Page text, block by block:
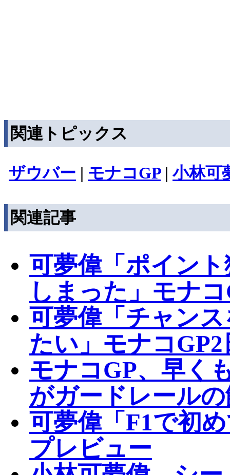
関連トピックス
ザウバー | モナコGP| 小林可
関連記事
可夢偉「ポイン
しまった」モナ
可夢偉「チャン
たい」モナコGP2
モナコGP、早く
がガードレール
可夢偉「F1で初
プレビュー